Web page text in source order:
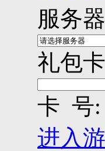
服务
礼包
卡 号:
进入